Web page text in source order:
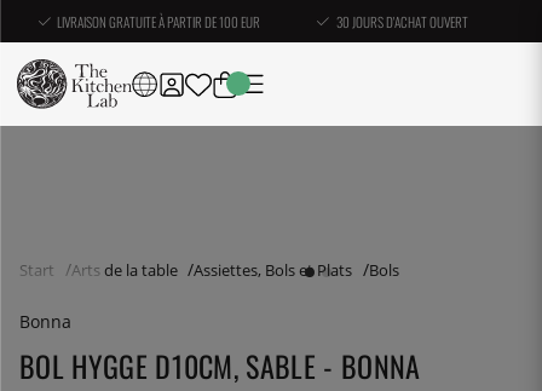
LIVRAISON GRATUITE À PARTIR DE 100 EUR 30 JOURS D'ACHAT OUVERT
Start Arts de la table Assiettes, Bols et Plats Bols
Bonna
BOL HYGGE D10CM, SABLE - BONNA